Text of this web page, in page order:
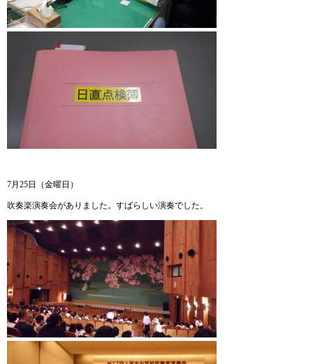
7月25日（金曜日）
吹奏楽演奏会がありました。すばらしい演奏でした。